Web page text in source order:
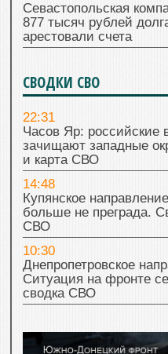
Севастопольская
877 тысяч рублей
арестовали счета
СВОДКИ СВО
22:31
Часов Яр: российские
зачищают западные
и карта СВО
14:48
Купянское
больше не преграда.
СВО
10:30
Днепропетровское
Ситуация на фронте
сводка СВО